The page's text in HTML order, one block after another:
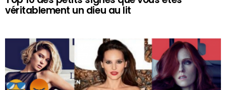
véritablement un dieu au lit